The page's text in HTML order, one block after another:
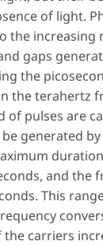
of light.
the increasing
gaps
the
the terahertz
of pulses are
generated
and the
This
the carriers